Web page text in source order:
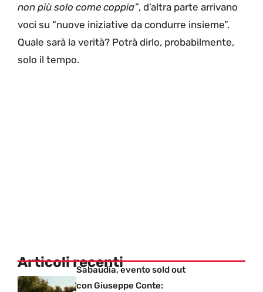
non più solo come coppia”, d’altra parte arrivano
voci su “nuove iniziative da condurre insieme”.
Quale sarà la verità? Potrà dirlo, probabilmente,
solo il tempo.
Articoli recentiSabaudia, evento sold out
con Giuseppe Conte: